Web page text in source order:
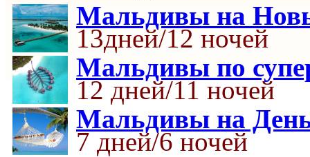
Мальдивы на
13дней/12 ночей
Мальдивы по
12 дней/11 ночей
Мальдивы на
7 дней/6 ночей